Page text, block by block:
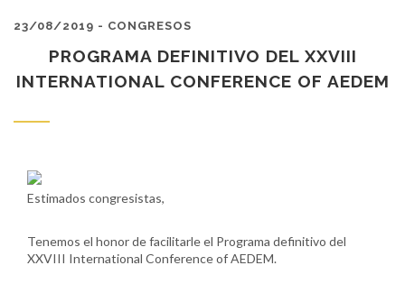
23/08/2019 - CONGRESOS
PROGRAMA DEFINITIVO DEL XXVIII
INTERNATIONAL CONFERENCE OF AEDEM
Estimados congresistas,
Tenemos el honor de facilitarle el Programa definitivo del
XXVIII International Conference of AEDEM.